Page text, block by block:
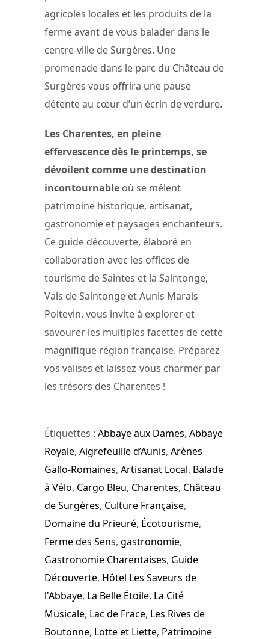
agricoles locales et les produits de la
ferme avant de vous balader dans le
centre-ville de Surgères. Une
promenade dans le parc du Château de
Surgères vous offrira une pause
détente au cœur d’un écrin de verdure.
Les Charentes, en pleine
effervescence dès le printemps, se
dévoilent comme une destination
incontournable où se mêlent
patrimoine historique, artisanat,
gastronomie et paysages enchanteurs.
Ce guide découverte, élaboré en
collaboration avec les offices de
tourisme de Saintes et la Saintonge,
Vals de Saintonge et Aunis Marais
Poitevin, vous invite à explorer et
savourer les multiples facettes de cette
magnifique région française. Préparez
vos valises et laissez-vous charmer par
les trésors des Charentes !
Étiquettes : Abbaye aux Dames, Abbaye
Royale, Aigrefeuille d’Aunis, Arènes
Gallo-Romaines, Artisanat Local, Balade
à Vélo, Cargo Bleu, Charentes, Château
de Surgères, Culture Française,
Domaine du Prieuré, Écotourisme,
Ferme des Sens, gastronomie,
Gastronomie Charentaises, Guide
Découverte, Hôtel Les Saveurs de
l'Abbaye, La Belle Étoile, La Cité
Musicale, Lac de Frace, Les Rives de
Boutonne, Lotte et Liette, Patrimoine